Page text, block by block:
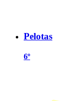
Pelotas
6º